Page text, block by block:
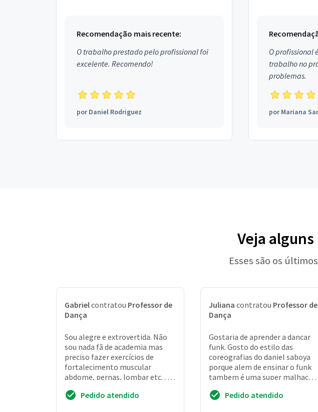
Recomendação mais recente:
O trabalho prestado pelo profissional foi
excelente. Recomendo!
porDaniel Rodriguez
O profissional
trabalho no
problemas.
porMariana
Veja
Esses são os
Gabrielcontratou Professor de
Dança
Sou alegre e extrovertida. Não
sou nada fã de academia mas
preciso fazer exercícios de
fortalecimento muscular
abdome, pernas, lombar etc. . . . .
dançar. Ma...
Pedido atendido
Juliana contratou Professor de
Dança
Gostaria de aprender a dancar
funk. Gosto do estilo das
coreografias do daniel saboya
porque alem de ensinar o funk
tambem é uma super malhacao.
para as aula...
Pedido atendido